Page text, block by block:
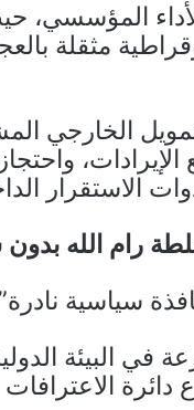
الأداء
مثقلة
الخارجي
الاستقرار
رام الله
سياسية
في البيئة
الاعترافات